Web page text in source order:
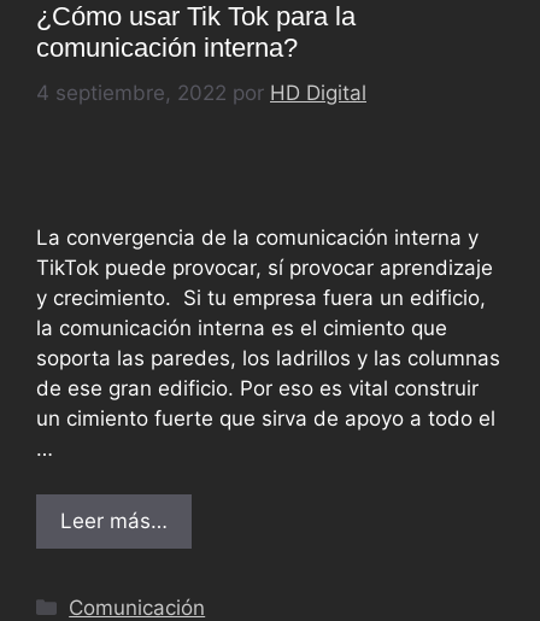
¿Cómo usar Tik Tok para la
comunicación interna?
4 septiembre, 2022 por HD Digital
La convergencia de la comunicación interna y
TikTok puede provocar, sí provocar aprendizaje
y crecimiento. Si tu empresa fuera un edificio,
la comunicación interna es el cimiento que
soporta las paredes, los ladrillos y las columnas
de ese gran edificio. Por eso es vital construir
un cimiento fuerte que sirva de apoyo a todo el
…
Leer más…
Comunicación